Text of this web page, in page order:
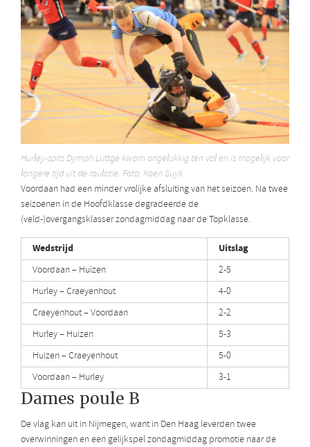
Hurley-spits Dymph Luttge kwam ongelukkig ten val en is mogelijk voor
langere tijd uit de roulatie. Foto: Koen Suyk
Voordaan had een minder vrolijke afsluiting van het seizoen. Na twee
seizoenen in de Hoofdklasse degradeerde de
(veld-)overgangsklasser zondagmiddag naar de Topklasse.
Wedstrijd Uitslag
Voordaan – Huizen
2-5
Hurley – Craeyenhout
4-0
Craeyenhout – Voordaan
2-2
Hurley – Huizen
5-3
Huizen – Craeyenhout
5-0
Voordaan – Hurley
3-1
Dames poule B
De vlag kan uit in Nijmegen, want in Den Haag leverden twee
overwinningen en een gelijkspel zondagmiddag promotie naar de